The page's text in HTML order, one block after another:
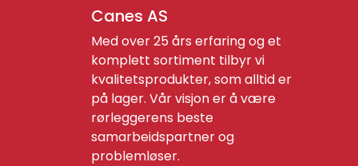
Canes AS
Med over 25 års erfaring og et
komplett sortiment tilbyr vi
kvalitetsprodukter, som alltid er
på lager. Vår visjon er å være
rørleggerens beste
samarbeidspartner og
problemløser.